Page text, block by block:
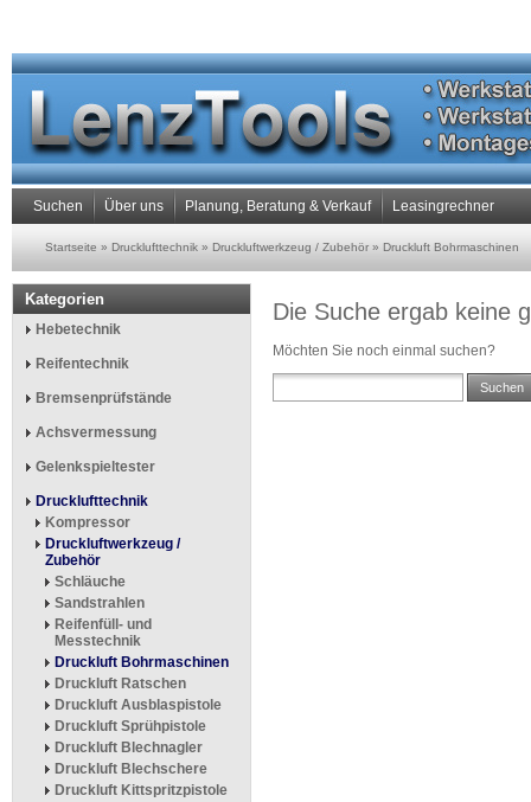
Suchen Über uns Planung, Beratung & Verkauf Leasingrechner
Startseite » Drucklufttechnik » Druckluftwerkzeug / Zubehör » Druckluft Bohrmaschinen
Die Suche ergab keine
Möchten Sie noch einmal suchen?
Suchen
Kategorien
Hebetechnik
Reifentechnik
Bremsenprüfstände
Achsvermessung
Gelenkspieltester
Drucklufttechnik
Kompressor
Druckluftwerkzeug /
Zubehör
Schläuche
Sandstrahlen
Reifenfüll- und
Messtechnik
Druckluft Bohrmaschinen
Druckluft Ratschen
Druckluft Ausblaspistole
Druckluft Sprühpistole
Druckluft Blechnagler
Druckluft Blechschere
Druckluft Kittspritzpistole